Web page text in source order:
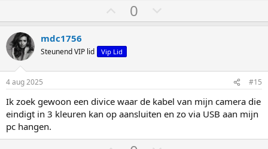
t
m
o
h
o
o
g
0
t
o
l
a
a
g
mdc1756
Steunend VIP lid Vip Lid
4 aug 2025 #15
Ik zoek gewoon een divice waar de kabel van mijn camera die
eindigt in 3 kleuren kan op aansluiten en zo via USB aan mijn
pc hangen.